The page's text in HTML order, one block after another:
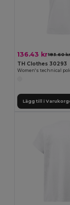
136.43 kr183.60 kr
TH Clothes 30293
Women's technical
Lägg till i